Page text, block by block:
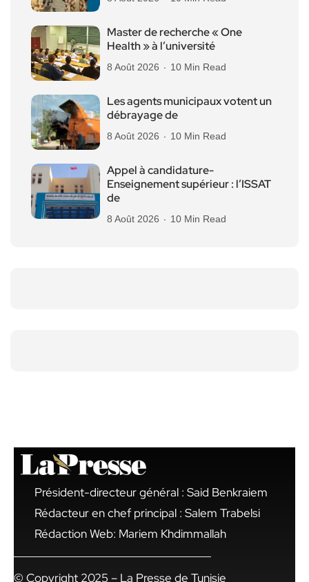
Master de recherche « One
Health » à l’université
8 Août 2026 10 Min Read
Les agents municipaux votent un
débrayage de
8 Août 2026 10 Min Read
Appel à candidature-
Enseignement supérieur : l’ISSAT
de
8 Août 2026 10 Min Read
Président-directeur général : Said Benkraiem
Rédacteur en chef principal : Salem Trabelsi
Rédaction Web: Mariem Khdimmallah
© Copyright 2025 – La Presse de Tunisie